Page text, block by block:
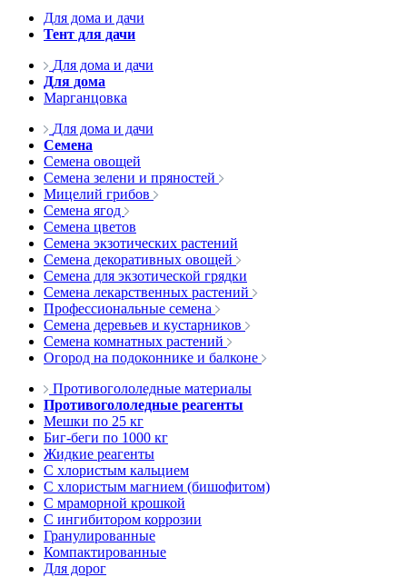
Для дома и дачи
Тент для дачи
Для дома и дачи
Для дома
Марганцовка
Для дома и дачи
Семена
Семена овощей
Семена зелени и пряностей
Мицелий грибов
Семена ягод
Семена цветов
Семена экзотических растений
Семена декоративных овощей
Семена для экзотической грядки
Семена лекарственных растений
Профессиональные семена
Семена деревьев и кустарников
Семена комнатных растений
Огород на подоконнике и балконе
Противогололедные материалы
Противогололедные реагенты
Мешки по 25 кг
Биг-беги по 1000 кг
Жидкие реагенты
С хлористым кальцием
С хлористым магнием (бишофитом)
С мраморной крошкой
С ингибитором коррозии
Гранулированные
Компактированные
Для дорог